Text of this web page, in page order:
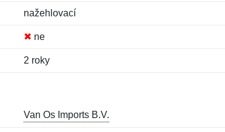
nažehlovací
✖ ne
2 roky
Van Os Imports B.V.